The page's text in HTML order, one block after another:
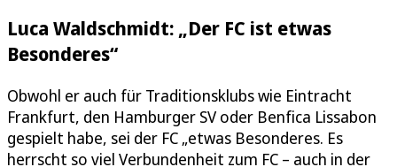
Luca Waldschmidt: „Der FC ist etwas
Besonderes“
Obwohl er auch für Traditionsklubs wie Eintracht
Frankfurt, den Hamburger SV oder Benfica Lissabon
gespielt habe, sei der FC „etwas Besonderes. Es
herrscht so viel Verbundenheit zum FC – auch in der